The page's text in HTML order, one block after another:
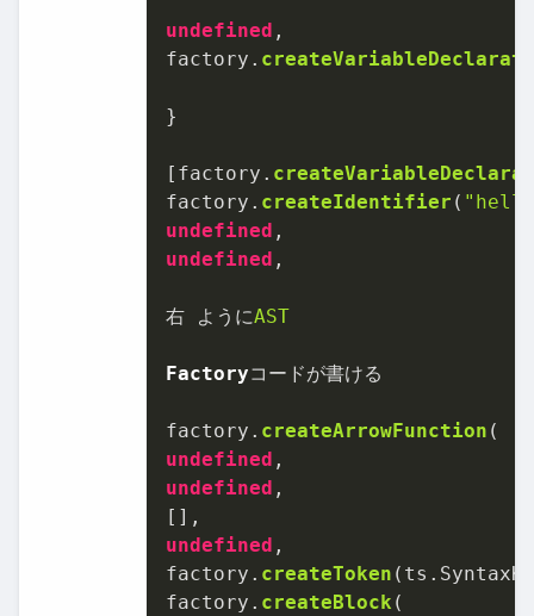
undefined ,
factory.
}
[factory.
factory. createIdentifier (
undefined
undefined ,
右 ようにAST
Factoryコードが書ける
factory. createArrowFunction
undefined
undefined ,
undefined ,
factory. createToken (ts.
factory. createBlock (